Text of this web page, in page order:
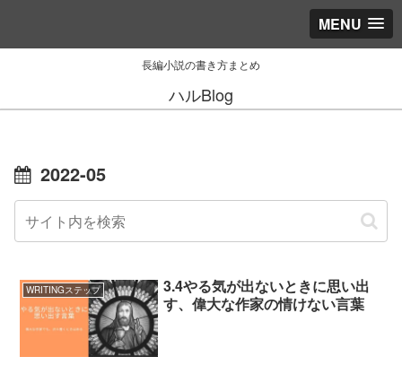
MENU
長編小説の書き方まとめ
ハルBlog
2022-05
WRITINGステップ
3.4やる気が出ないときに思い出
す、偉大な作家の情けない言葉